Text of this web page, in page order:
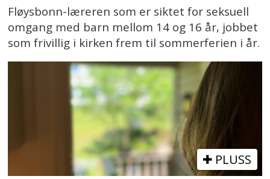
Fløysbonn-læreren som er siktet for seksuell
omgang med barn mellom 14 og 16 år, jobbet
som frivillig i kirken frem til sommerferien i år.
PLUSS